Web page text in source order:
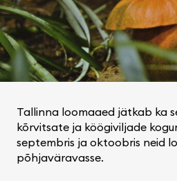
Tallinna loomaaed jätkab ka
kõrvitsate ja köögiviljade
septembris ja oktoobris neid
põhjaväravasse.